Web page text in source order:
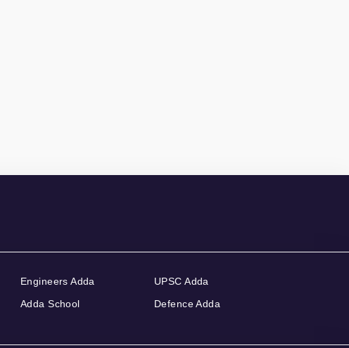
Engineers Adda
Adda School
UPSC Adda
Defence Adda